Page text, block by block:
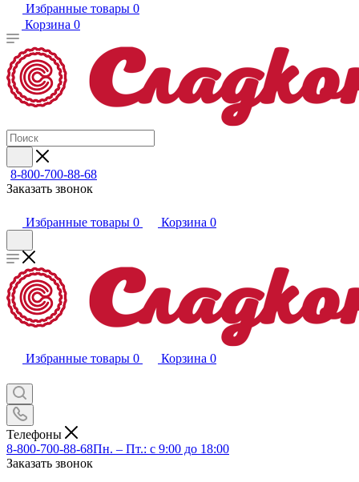
Избранные товары 0
Корзина 0
8-800-700-88-68
Заказать звонок
Избранные товары 0 Корзина 0
Избранные товары 0 Корзина 0
Телефоны
8-800-700-88-68Пн. – Пт.: с 9:00 до 18:00
Заказать звонок